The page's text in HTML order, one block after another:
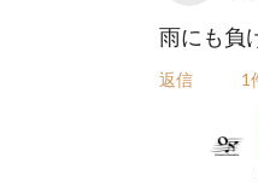
雨にも負
返信 1